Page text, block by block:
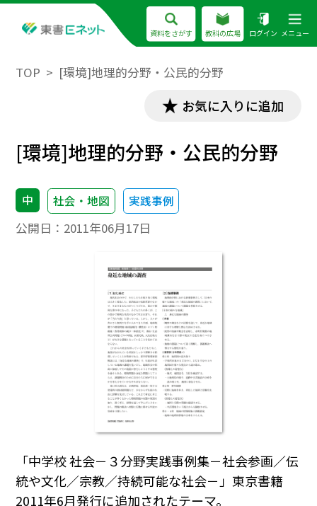
資料をさがす 教科の広場 ログイン メニュー
TOP [環境]地理的分野・公民的分野
お気に入りに追加
[環境]地理的分野・公民的分野
中 社会・地図 実践事例
公開日： 2011年06月17日
「中学校 社会－３分野実践事例集－社会参画／伝
統や文化／宗教／持続可能な社会－」東京書籍
2011年6月発行に追加されたテーマ。